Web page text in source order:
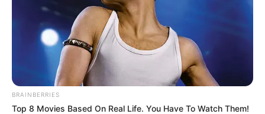
Realizar diagnóstico das condições de vida e saúde da população
do seu território de atuação, de forma articulada com profissionais
da atenção básica;
Desenvolver um trabalho integrado com a vigilância em saúde e a
atenção básica no território;
Realizações ações de promoção e prevenção à saúde dos
BRAINBERRIES
Top 8 Movies Based On Real Life. You Have To Watch Them!